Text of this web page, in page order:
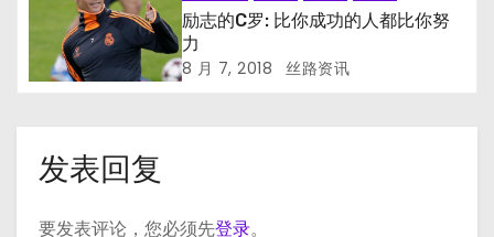
励志的C罗: 比你成功的人都比你努
力
8 月 7, 2018 丝路资讯
发表回复
要发表评论，您必须先登录。